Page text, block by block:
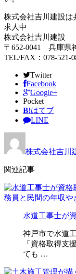
株式会社吉川建設は
求人中
株式会社吉川建設
〒652-0041 兵庫県
TEL/FAX：078-521-
Twitter
Facebook
Google+
Pocket
B!はてブ
LINE
株式会社吉川
関連記事
水道工事士が
神戸市で水道
「資格取得支
ても …